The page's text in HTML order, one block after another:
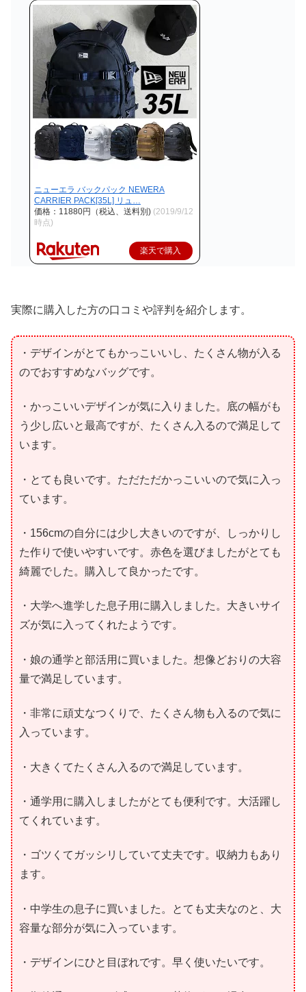
ニューエラ バックパック NEWERA
CARRIER PACK[35L] リュ…
価格：11880円（税込、送料別) (2019/9/12
時点)
楽天で購入
実際に購入した方の口コミや評判を紹介します。
・デザインがとてもかっこいいし、たくさん物が入る
のでおすすめなバッグです。
・かっこいいデザインが気に入りました。底の幅がも
う少し広いと最高ですが、たくさん入るので満足して
います。
・とても良いです。ただただかっこいいので気に入っ
ています。
・156cmの自分には少し大きいのですが、しっかりし
た作りで使いやすいです。赤色を選びましたがとても
綺麗でした。購入して良かったです。
・大学へ進学した息子用に購入しました。大きいサイ
ズが気に入ってくれたようです。
・娘の通学と部活用に買いました。想像どおりの大容
量で満足しています。
・非常に頑丈なつくりで、たくさん物も入るので気に
入っています。
・大きくてたくさん入るので満足しています。
・通学用に購入しましたがとても便利です。大活躍し
てくれています。
・ゴツくてガッシリしていて丈夫です。収納力もあり
ます。
・中学生の息子に買いました。とても丈夫なのと、大
容量な部分が気に入っています。
・デザインにひと目ぼれです。早く使いたいです。